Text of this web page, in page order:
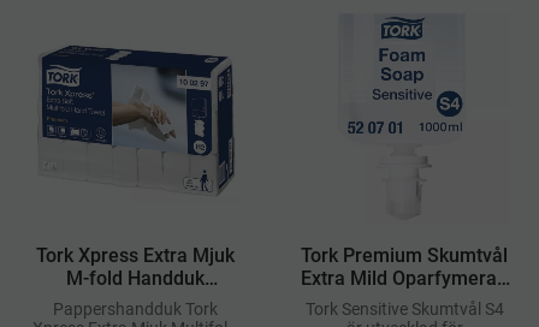
Tork Xpress Extra Mjuk
M-fold Handduk
Premium H2
​Pappershandduk Tork
Tork Premium Skumtvål
Extra Mild Oparfymerad
1L S4
Tork Sensitive Skumtvål S4